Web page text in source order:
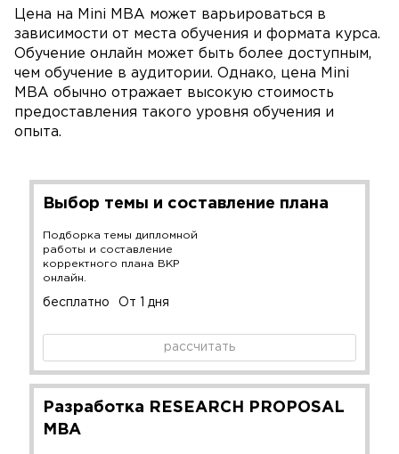
Цена на Mini MBA может варьироваться в
зависимости от места обучения и формата курса.
Обучение онлайн может быть более доступным,
чем обучение в аудитории. Однако, цена Mini
MBA обычно отражает высокую стоимость
предоставления такого уровня обучения и
опыта.
Выбор темы и составление плана
Подборка темы дипломной
работы и составление
корректного плана ВКР
онлайн.
бесплатно От 1 дня
рассчитать
Разработка RESEARCH PROPOSAL
MBA